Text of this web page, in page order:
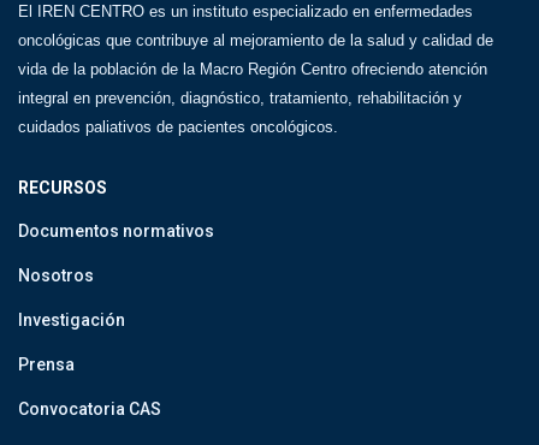
El IREN CENTRO es un instituto especializado en enfermedades
oncológicas que contribuye al mejoramiento de la salud y calidad de
vida de la población de la Macro Región Centro ofreciendo atención
integral en prevención, diagnóstico, tratamiento, rehabilitación y
cuidados paliativos de pacientes oncológicos.
RECURSOS
Documentos normativos
Nosotros
Investigación
Prensa
Convocatoria CAS